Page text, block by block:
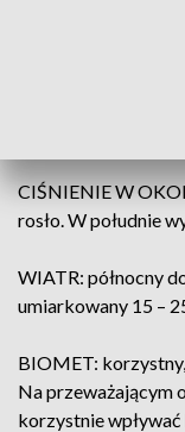
CIŚNIENIE W
rosło. W południe
WIATR: północny
umiarkowany 15 –
BIOMET:
Na przeważającym
korzystnie wpływać